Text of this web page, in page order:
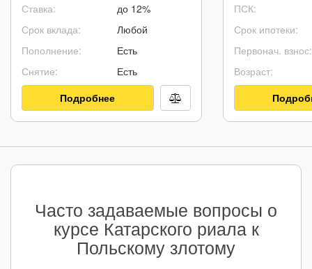
Ставка:
Срок вклада:
Пополнение:
Снятие:
до 12%
Любой
Есть
Есть
Подробнее
ПСК:
Срок ипотеки:
Первонач. взнос:
Возраст:
Часто задаваемые вопросы о
курсе Катарского риала к
Польскому злотому